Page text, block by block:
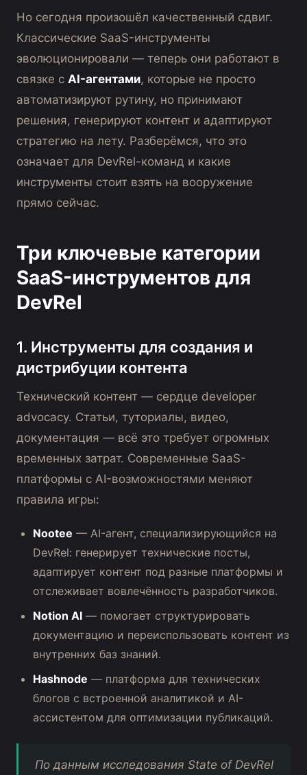
Но сегодня произошёл качественный сдвиг.
Классические SaaS-инструменты
эволюционировали — теперь они работают в
связке с AI-агентами, которые не просто
автоматизируют рутину, но принимают
решения, генерируют контент и адаптируют
стратегию на лету. Разберёмся, что это
означает для DevRel-команд и какие
инструменты стоит взять на вооружение
прямо сейчас.
Три ключевые категории
SaaS-инструментов для
DevRel
1. Инструменты для создания и
дистрибуции контента
Технический контент — сердце developer
advocacy. Статьи, туториалы, видео,
документация — всё это требует огромных
временных затрат. Современные SaaS-
платформы с AI-возможностями меняют
правила игры:
Nootee — AI-агент, специализирующийся на
DevRel: генерирует технические посты,
адаптирует контент под разные платформы и
отслеживает вовлечённость разработчиков.
Notion AI — помогает структурировать
документацию и переиспользовать контент из
внутренних баз знаний.
Hashnode — платформа для технических
блогов с встроенной аналитикой и AI-
ассистентом для оптимизации публикаций.
По данным исследования State of DevRel